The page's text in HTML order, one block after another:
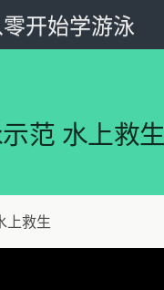
开始学游泳
范 水上救生
上救生